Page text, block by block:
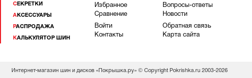
СЕКРЕТКИ
АКСЕССУАРЫ
РАСПРОДАЖА
КАЛЬКУЛЯТОР ШИН
Избранное
Сравнение
Войти
Контакты
Вопросы-ответы
Новости
Обратная связь
Карта сайта
Интернет-магазин шин и дисков «Покрышка.ру» © Copyright Pokrishka.ru 2003-2026